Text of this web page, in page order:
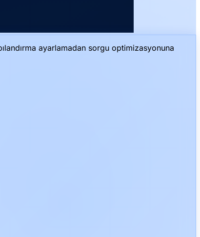
ayarlamadan sorgu optimizasyonuna